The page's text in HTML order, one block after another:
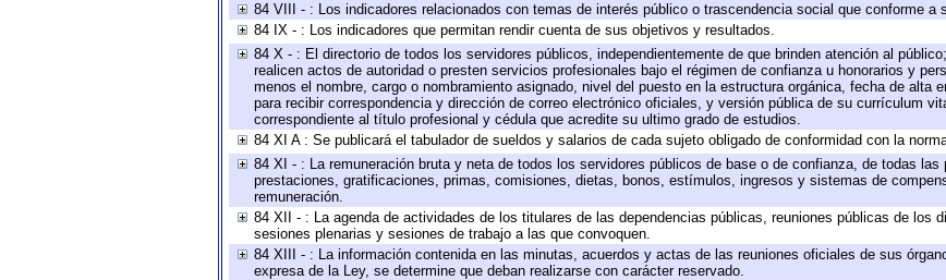
84 VIII - : Los indicadores relacionados con temas de interés público o trascendencia social que conforme a
84 IX - : Los indicadores que permitan rendir cuenta de sus objetivos y resultados.
84 X - : El directorio de todos los servidores públicos, independientemente de que brinden atención al
realicen actos de autoridad o presten servicios profesionales bajo el régimen de confianza u honorarios y
menos el nombre, cargo o nombramiento asignado, nivel del puesto en la estructura orgánica, fecha de alta
para recibir correspondencia y dirección de correo electrónico oficiales, y versión pública de su currículum
correspondiente al título profesional y cédula que acredite su ultimo grado de estudios.
84 XI A : Se publicará el tabulador de sueldos y salarios de cada sujeto obligado de conformidad con la
84 XI - : La remuneración bruta y neta de todos los servidores públicos de base o de confianza, de todas
prestaciones, gratificaciones, primas, comisiones, dietas, bonos, estímulos, ingresos y sistemas de
remuneración.
84 XII - : La agenda de actividades de los titulares de las dependencias públicas, reuniones públicas de los
sesiones plenarias y sesiones de trabajo a las que convoquen.
84 XIII - : La información contenida en las minutas, acuerdos y actas de las reuniones oficiales de sus
expresa de la Ley, se determine que deban realizarse con carácter reservado.